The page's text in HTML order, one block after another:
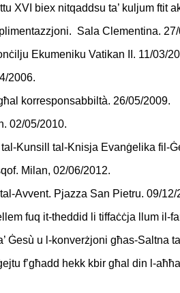
XVI biex nitqaddsu ta’ kuljum ftit
Sala Clementina.
Ekumeniku Vatikan II. 11/03/
2006.
korresponsabbiltà. 26/05/2009.
02/05/2010.
Kunsill tal-Knisja Evanġelika fil-
Milan, 02/06/2012.
Avvent. Pjazza San Pietru. 09/12/
fuq it-theddid li tiffaċċja llum il-
Ġesù u l-konverżjoni għas-Saltna
f’għadd hekk kbir għal din l-